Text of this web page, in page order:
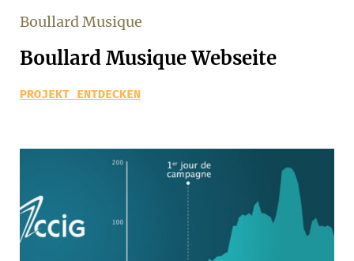
Boullard Musique
Boullard Musique Webseite
PROJEKT ENTDECKEN